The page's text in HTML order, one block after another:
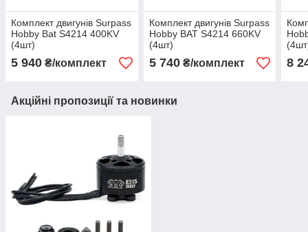
Комплект двигунів Surpass
Hobby Bat S4214 400KV
(4шт)
5 940 ₴/комплект
Комплект двигунів Surpass
Hobby BAT S4214 660KV
(4шт)
5 740₴/комплект 8
Акційні пропозиції та новинки